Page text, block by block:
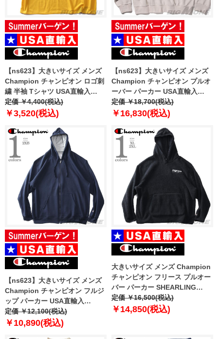
【ns623】大きいサイズ メンズ
Champion チャンピオン ロゴ刺
繍 半袖 Tシャツ USA直輸入
t0223
定価 ￥4,400(税込)
￥3,520(税込)
【ns623】大きいサイズ メンズ
Champion チャンピオン プルオ
ーバー パーカー USA直輸入
se6163
定価 ￥18,700(税込)
￥16,830(税込)
【ns623】大きいサイズ メンズ
Champion チャンピオン フルジ
ップ パーカー USA直輸入
s0891x-407d55
定価 ￥12,100(税込)
￥10,890(税込)
大きいサイズ メンズ Champion
チャンピオン フリース プルオー
バー パーカー SHEARLING
HOODIE USA直輸入 s90228-
5865ab
定価 ￥16,500(税込)
￥14,850(税込)